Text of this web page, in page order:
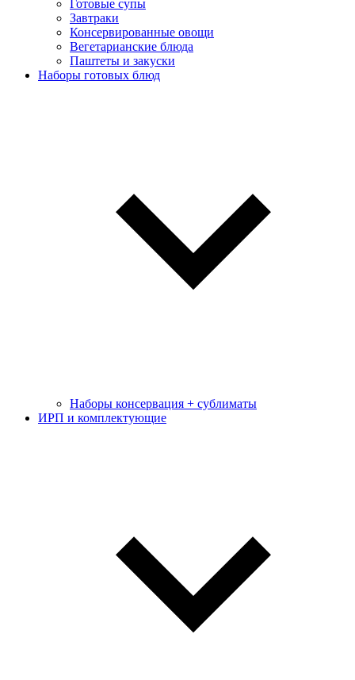
Готовые супы
Завтраки
Консервированные овощи
Вегетарианские блюда
Паштеты и закуски
Наборы готовых блюд
Наборы консервация + сублиматы
ИРП и комплектующие